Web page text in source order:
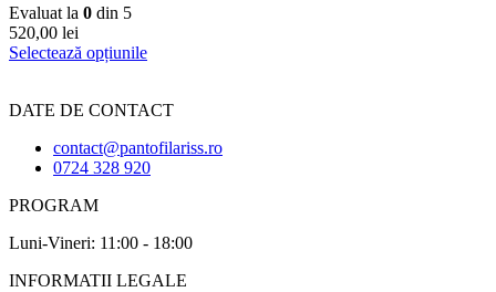
Evaluat la 0 din 5
520,00 lei
Selectează opțiunile
DATE DE CONTACT
contact@pantofilariss.ro
0724 328 920
PROGRAM
Luni-Vineri: 11:00 - 18:00
INFORMATII LEGALE